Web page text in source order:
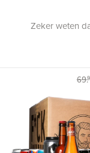
Zeker weten
69.